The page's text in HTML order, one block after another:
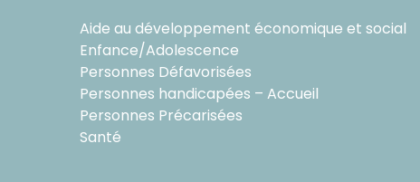
Aide au développement économique et social
Enfance/Adolescence
Personnes Défavorisées
Personnes handicapées – Accueil
Personnes Précarisées
Santé